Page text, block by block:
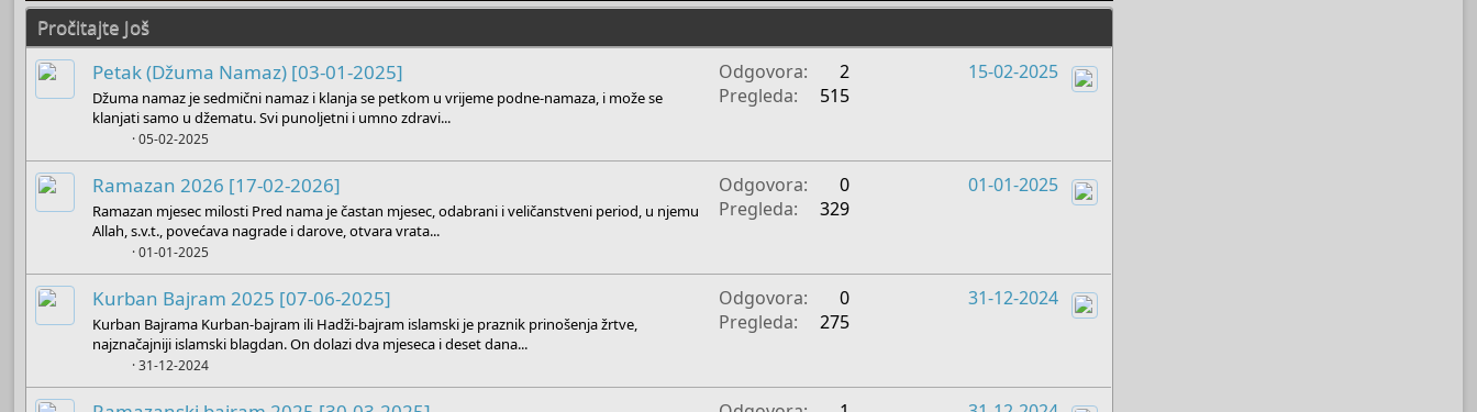
Pročitajte Još
Petak (Džuma Namaz) [03-01-2025]
Džuma namaz je sedmični namaz i klanja se petkom u vrijeme podne-namaza, i može se
klanjati samo u džematu. Svi punoljetni i umno zdravi...
05-02-2025
Odgovora
2
Pregleda
515
15-02-2025
Ramazan 2026 [17-02-2026]
Ramazan mjesec milosti Pred nama je častan mjesec, odabrani i veličanstveni period, u njemu
Allah, s.v.t., povećava nagrade i darove, otvara vrata...
01-01-2025
Odgovora
0
Pregleda
329
01-01-2025
Kurban Bajram 2025 [07-06-2025]
Kurban Bajrama Kurban-bajram ili Hadži-bajram islamski je praznik prinošenja žrtve,
najznačajniji islamski blagdan. On dolazi dva mjeseca i deset dana...
31-12-2024
Odgovora
0
Pregleda
275
31-12-2024